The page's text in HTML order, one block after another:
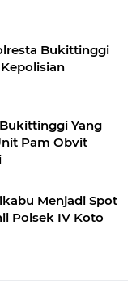
Bukittinggi
Yang
Pam Obvit
Menjadi Spot
Polsek IV Koto